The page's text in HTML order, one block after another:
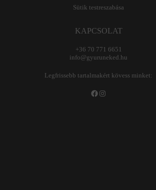
Sütik testreszabása
KAPCSOLAT
+36 70 771 6651
info@gyuruneked.hu
Legfrissebb tartalmakért kövess minket:
Facebook
Instagram